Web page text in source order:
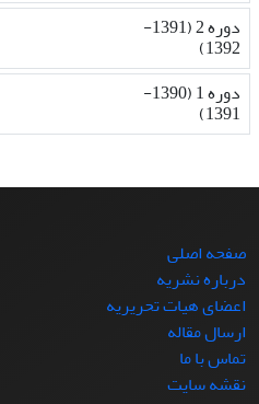
دوره 2 (1391-
1392)
دوره 1 (1390-
1391)
صفحه اصلی
درباره نشریه
اعضای هیات تحریریه
ارسال مقاله
تماس با ما
نقشه سایت